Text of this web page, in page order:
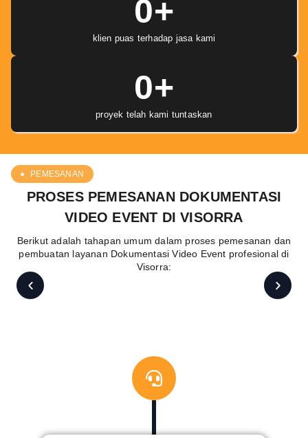
klien puas terhadap jasa kami
0+
proyek telah kami tuntaskan
0+
PEMESANAN
PROSES PEMESANAN DOKUMENTASI
VIDEO EVENT DI VISORRA
Berikut adalah tahapan umum dalam proses pemesanan dan
pembuatan layanan Dokumentasi Video Event profesional di
Visorra: